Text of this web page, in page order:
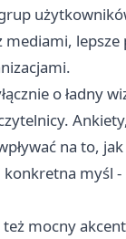
lepsze
o ładny
na to,
myśl
mocny